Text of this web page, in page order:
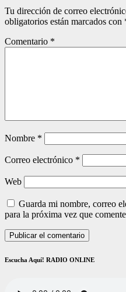
Tu dirección de correo
obligatorios están marcados con
Comentario *
Nombre *
Correo electrónico *
Web
Guarda mi nombre, correo
para la próxima vez que
Escucha Aquí! RADIO ONLINE